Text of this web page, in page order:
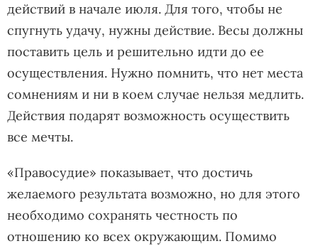
действий в начале июля. Для того, чтобы не
спугнуть удачу, нужны действие. Весы должны
поставить цель и решительно идти до ее
осуществления. Нужно помнить, что нет места
сомнениям и ни в коем случае нельзя медлить.
Действия подарят возможность осуществить
все мечты.
«Правосудие» показывает, что достичь
желаемого результата возможно, но для этого
необходимо сохранять честность по
отношению ко всех окружающим. Помимо